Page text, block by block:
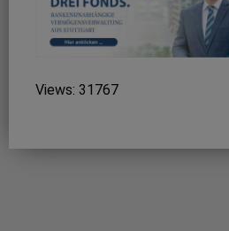
Views: 31767